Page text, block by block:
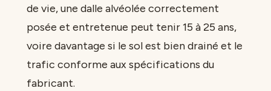
de vie, une dalle alvéolée correctement
posée et entretenue peut tenir 15 à 25 ans,
voire davantage si le sol est bien drainé et le
trafic conforme aux spécifications du
fabricant.